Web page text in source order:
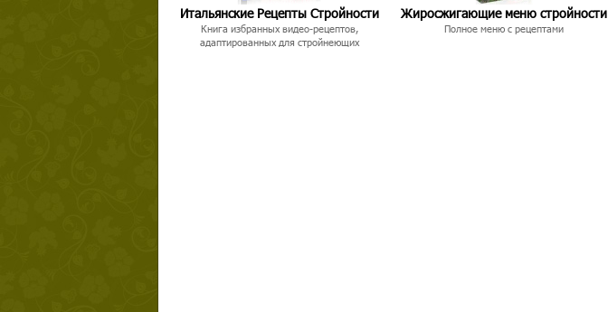
Итальянские Рецепты Стройности
Книга избранных видео-рецептов,
адаптированных для стройнеющих
Жиросжигающие меню стройности
Полное меню с рецептами